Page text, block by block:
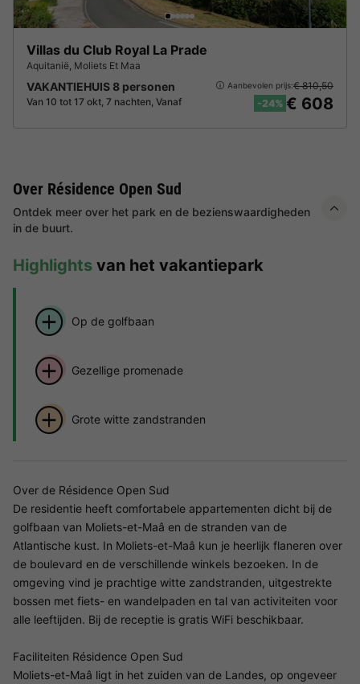
Villas du Club Royal La Prade
Aquitanië Moliets Et Maa
VAKANTIEHUIS 8 personen
Van 10 tot 17 okt, 7 nachten, Vanaf
Aanbevolen prijs:€ 810,50
-24% € 608
Over Résidence Open Sud
Ontdek meer over het park en de bezienswaardigheden
in de buurt.
Highlights van het vakantiepark
Op de golfbaan
Gezellige promenade
Grote witte zandstranden
Over de Résidence Open Sud
De residentie heeft comfortabele appartementen dicht bij de
golfbaan van Moliets-et-Maâ en de stranden van de
Atlantische kust. In Moliets-et-Maâ kun je heerlijk flaneren over
de boulevard en de verschillende winkels bezoeken. In de
omgeving vind je prachtige witte zandstranden, uitgestrekte
bossen met fiets- en wandelpaden en tal van activiteiten voor
alle leeftijden. Bij de receptie is gratis WiFi beschikbaar.
Faciliteiten Résidence Open Sud
Moliets-et-Maâ ligt in het zuiden van de Landes, op ongeveer